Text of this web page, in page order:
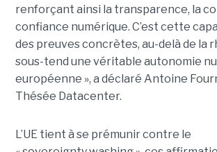
renforçant ainsi la transparence, la
confiance numérique. C’est cette
des preuves concrètes, au-delà de la
sous-tend une véritable autonomie
européenne », a déclaré Antoine
Thésée Datacenter.
L’UE tient à se prémunir contre le